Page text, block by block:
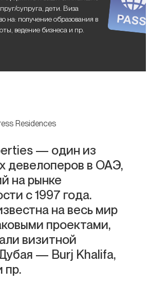
супруга, дети. Виза
на: получение образования в
ведение бизнеса и пр.
Residences
— один из
девелоперов в ОАЭ,
на рынке
с 1997 года.
на весь мир
проектами,
визитной
— Burj Khalifa,
пр.